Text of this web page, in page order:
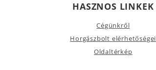
HASZNOS LINKEK
Cégünkről
Horgászbolt elérhetőségei
Oldaltérkép